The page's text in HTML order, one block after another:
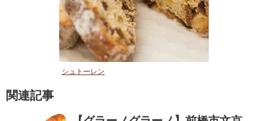
シュトーレン
関連記事